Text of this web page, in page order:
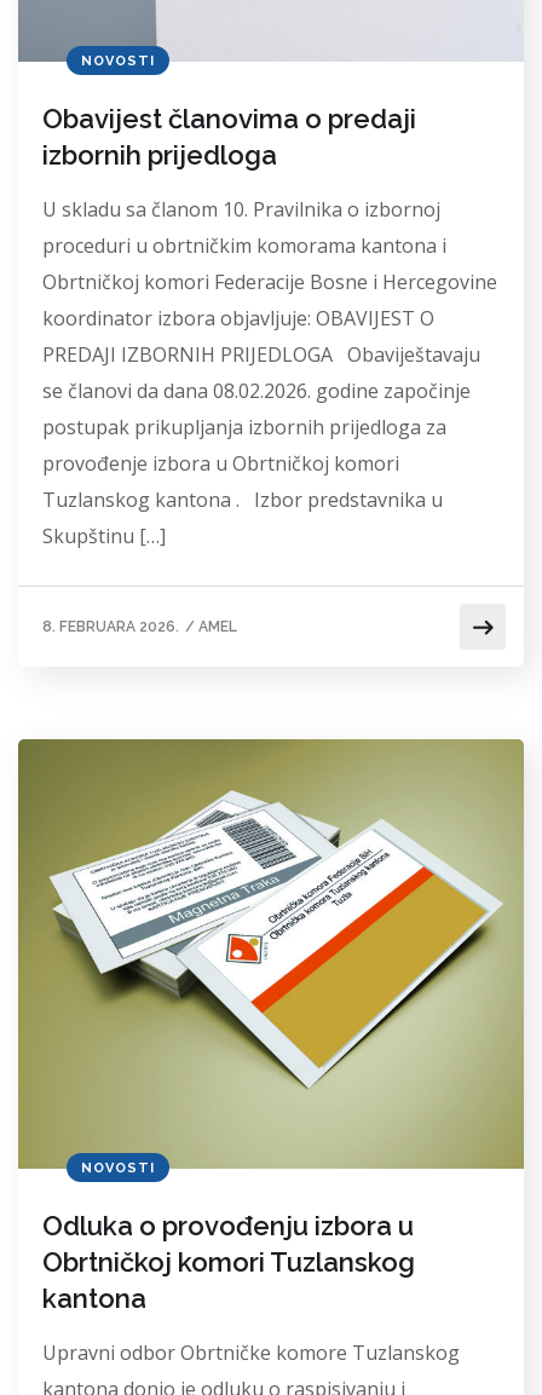
NOVOSTI
Obavijest članovima o predaji
izbornih prijedloga
U skladu sa članom 10. Pravilnika o izbornoj
proceduri u obrtničkim komorama kantona i
Obrtničkoj komori Federacije Bosne i Hercegovine
koordinator izbora objavljuje: OBAVIJEST O
PREDAJI IZBORNIH PRIJEDLOGA Obaviještavaju
se članovi da dana 08.02.2026. godine započinje
postupak prikupljanja izbornih prijedloga za
provođenje izbora u Obrtničkoj komori
Tuzlanskog kantona . Izbor predstavnika u
Skupštinu […]
8. FEBRUARA 2026. / AMEL
NOVOSTI
Odluka o provođenju izbora u
Obrtničkoj komori Tuzlanskog
kantona
Upravni odbor Obrtničke komore Tuzlanskog
kantona donio je odluku o raspisivanju i